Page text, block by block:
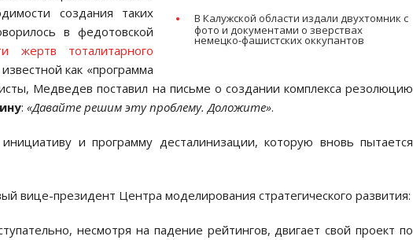
В Калужской области издали двухтомник с
фото и документами о зверствах
немецко-фашистских оккупантов
создания таких
в федотовской
жертв тоталитарного
известной как «программа
Медведев поставил на письме о создании комплекса резолюцию
: «Давайте решим эту проблему. Доложите».
и программу десталинизации, которую вновь пытается
вице-президент Центра моделирования стратегического развития:
несмотря на падение рейтингов, двигает свой проект по